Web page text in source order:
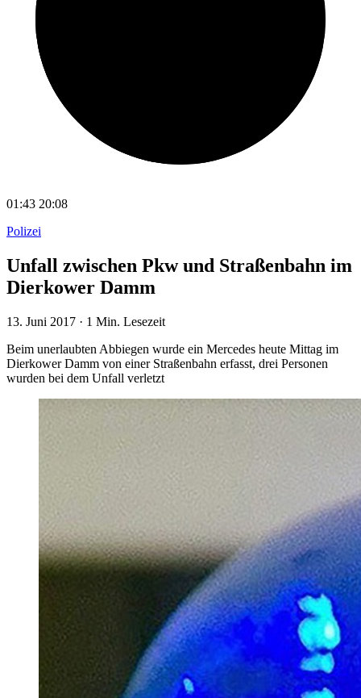
01:43 20:08
Polizei
Unfall zwischen Pkw und Straßenbahn im
Dierkower Damm
13. Juni 2017 · 1 Min. Lesezeit
Beim unerlaubten Abbiegen wurde ein Mercedes heute Mittag im
Dierkower Damm von einer Straßenbahn erfasst, drei Personen
wurden bei dem Unfall verletzt